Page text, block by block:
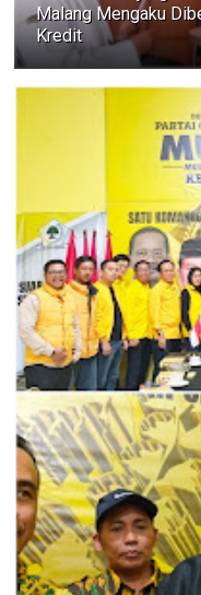
Malang Mengaku
Kredit